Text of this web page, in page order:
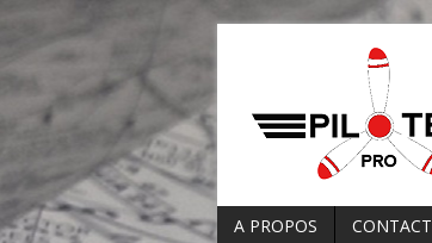
A PROPOS CONTACT